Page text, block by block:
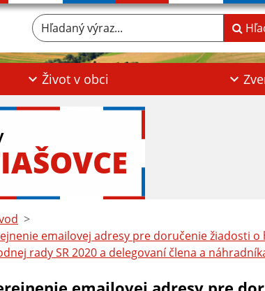
Hľadaný výraz...
Život v obci
emailovej adresy pre doručenie žiadosti
rady SR 2020 a delegovaní člena a